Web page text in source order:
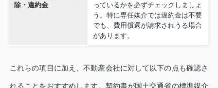
除・違約金
っているかを必ずチェックしましょ
う。特に専任媒介では違約金は不要
でも、費用償還が請求されうる場合
があります。
これらの項目に加え、不動産会社に対して以下の点も確認さ
れることをおすすめします。契約書が国土交通省の標準媒介